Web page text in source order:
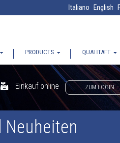
Italiano English
PRODUCTS QUALITAET
Einkauf online ZUM LOGIN
Neuheiten